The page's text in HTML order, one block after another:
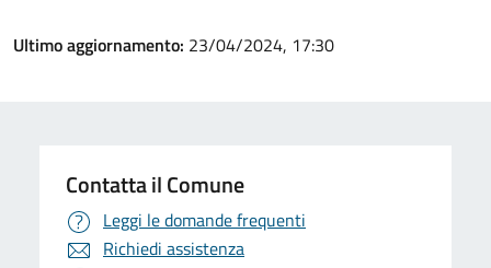
Ultimo aggiornamento: 23/04/2024, 17:30
Contatta il Comune
Leggi le domande frequenti
Richiedi assistenza